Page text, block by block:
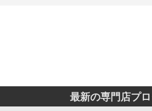
最新の専門店プ